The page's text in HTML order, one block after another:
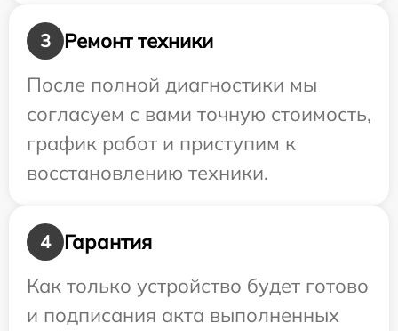
3
Ремонт техники
После полной диагностики мы
согласуем с вами точную стоимость,
график работ и приступим к
восстановлению техники.
4
Гарантия
Как только устройство будет готово
и подписания акта выполненных